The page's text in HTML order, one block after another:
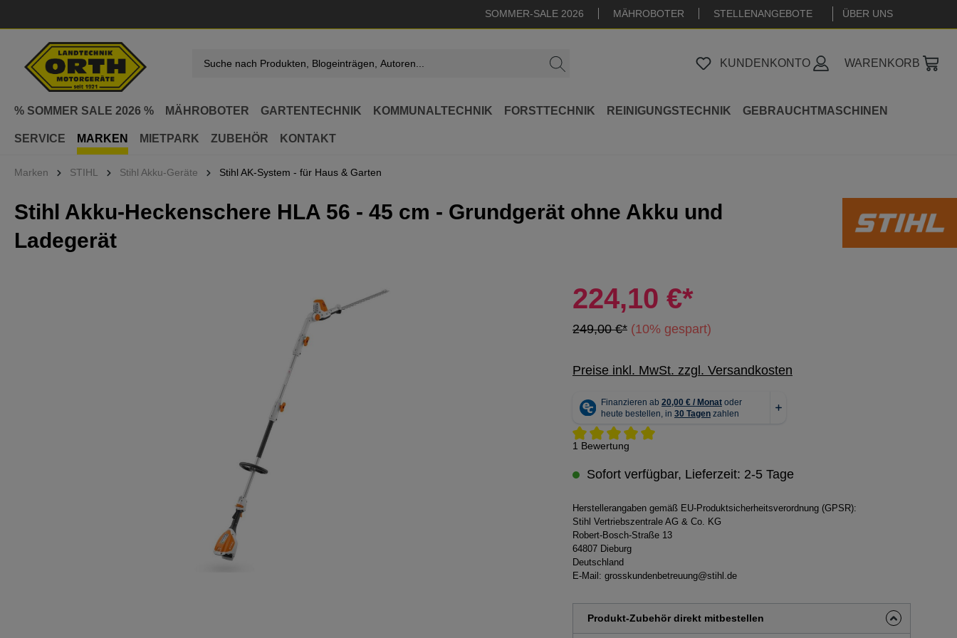
SOMMER-SALE 2026 MÄHROBOTER STELLENANGEBOTE ÜBER UNS
KUNDENKONTO WARENKORB
% SOMMER SALE 2026 % MÄHROBOTER GARTENTECHNIK KOMMUNALTECHNIK FORSTTECHNIK REINIGUNGSTECHNIK GEBRAUCHTMASCHINEN
SERVICE MARKEN MIETPARK ZUBEHÖR KONTAKT
Marken STIHL Stihl Akku-Geräte Stihl AK-System - für Haus & Garten
Stihl Akku-Heckenschere HLA 56 - 45 cm - Grundgerät ohne Akku und
Ladegerät
224,10 €*
249,00 €* (10% gespart)
Preise inkl. MwSt. zzgl. Versandkosten
Durchschnittliche Bewertung von 5 von 5 Sternen
1 Bewertung
Sofort verfügbar, Lieferzeit: 2-5 Tage
Herstellerangaben gemäß EU-Produktsicherheitsverordnung (GPSR):
Stihl Vertriebszentrale AG & Co. KG
Robert-Bosch-Straße 13
64807 Dieburg
Deutschland
E-Mail: grosskundenbetreuung@stihl.de
Produkt-Zubehör direkt mitbestellen